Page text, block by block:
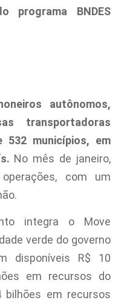
programa BNDES
autônomos,
transportadoras
532 municípios, em
No mês de janeiro,
com um
integra o Move
verde do governo
disponíveis R$ 10
em recursos do
bilhões em recursos